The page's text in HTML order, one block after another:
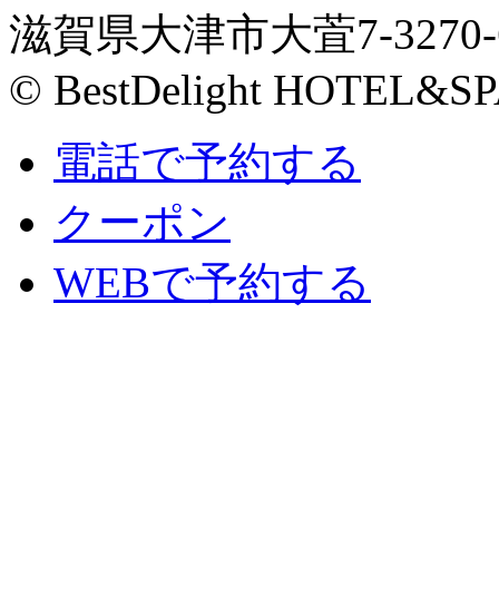
滋賀県大津市大萓7-
© BestDelight
電話で予約する
クーポン
WEBで予約する